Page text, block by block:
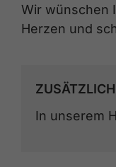
Wir wünschen
Herzen und
In unserem